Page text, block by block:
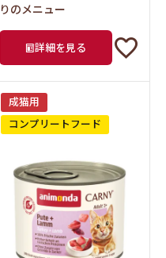
りのメニュー
詳細を見る
成猫用
コンプリートフード